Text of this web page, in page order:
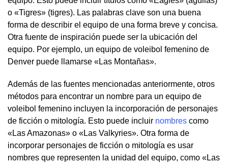
o «Tigres» (tigres). Las palabras clave son una buena
forma de describir el equipo de una forma breve y concisa.
Otra fuente de inspiración puede ser la ubicación del
equipo. Por ejemplo, un equipo de voleibol femenino de
Denver puede llamarse «Las Montañas».
Además de las fuentes mencionadas anteriormente, otros
métodos para encontrar un nombre para un equipo de
voleibol femenino incluyen la incorporación de personajes
de ficción o mitología. Esto puede incluir nombres como
«Las Amazonas» o «Las Valkyries». Otra forma de
incorporar personajes de ficción o mitología es usar
nombres que representen la unidad del equipo, como «Las